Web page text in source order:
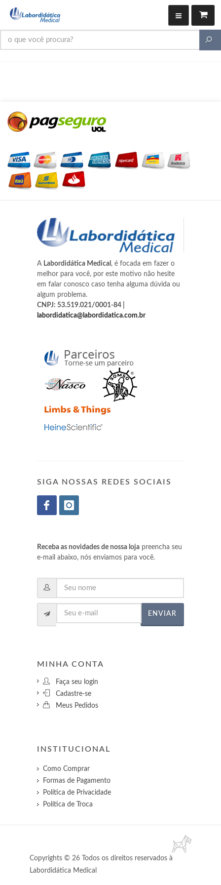
A Labordidática Medical , é focada em fazer o
melhor para você, por este motivo não hesite
em falar conosco caso tenha alguma dúvida ou
algum problema.
CNPJ: 53.519.021/0001-84 |
labordidatica@labordidatica.com.br
SIGA NOSSAS REDES SOCIAIS
Receba as novidades de nossa lojapreencha seu
e-mail abaixo, nós enviamos para você.
ENVIAR
MINHA CONTA
Faça seu login
Cadastre-se
Meus Pedidos
INSTITUCIONAL
Como Comprar
Formas de Pagamento
Política de Privacidade
Política de Troca
Copyrights © 26 Todos os direitos reservados à
Labordidática Medical